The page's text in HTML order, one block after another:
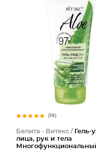
(18)
Белита - Витекс /
Гель-
лица, рук и тела
Многофункциональный